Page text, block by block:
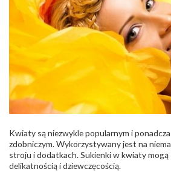
Kwiaty są niezwykle popularnym i
zdobniczym. Wykorzystywany jest na
stroju i dodatkach. Sukienki w kwiaty mogą
delikatnością i dziewczęcością.